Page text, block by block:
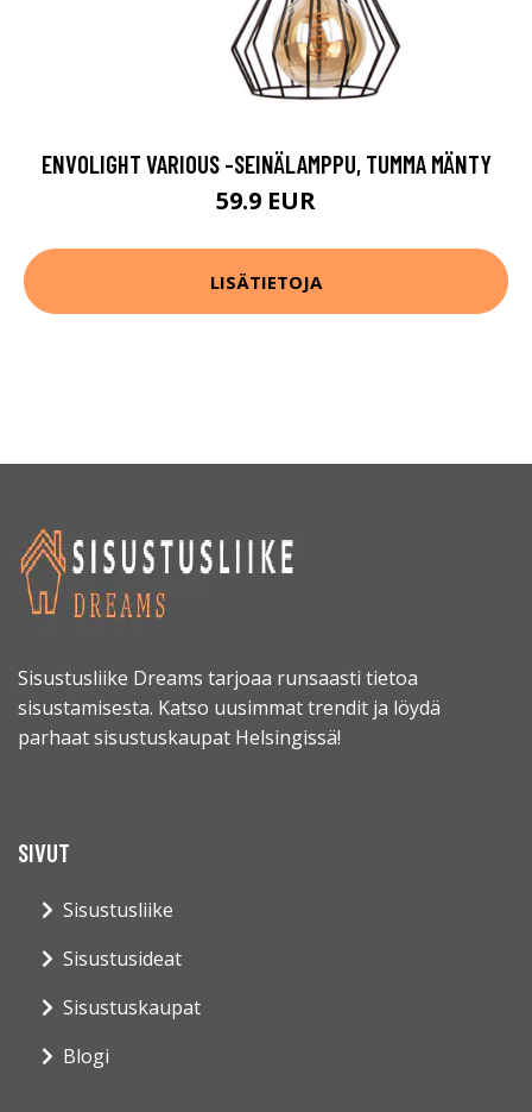
ENVOLIGHT VARIOUS -SEINÄLAMPPU, TUMMA MÄNTY
59.9 EUR
LISÄTIETOJA
Sisustusliike Dreams tarjoaa runsaasti tietoa
sisustamisesta. Katso uusimmat trendit ja löydä
parhaat sisustuskaupat Helsingissä!
SIVUT
Sisustusliike
Sisustusideat
Sisustuskaupat
Blogi